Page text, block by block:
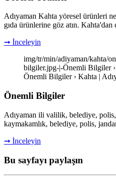
Adıyaman Kahta yöresel ürünleri
gıda ürünlerine göz atın. Kahta'dan
➞ İnceleyin
img/tr/min/adiyaman/kahta/
bilgiler.jpg-|-Önemli Bilgiler
Önemli Bilgiler › Kahta |
Önemli Bilgiler
Adıyaman ili valilik, belediye,
kaymakamlık, belediye, polis,
➞ İnceleyin
Bu sayfayı paylaşın